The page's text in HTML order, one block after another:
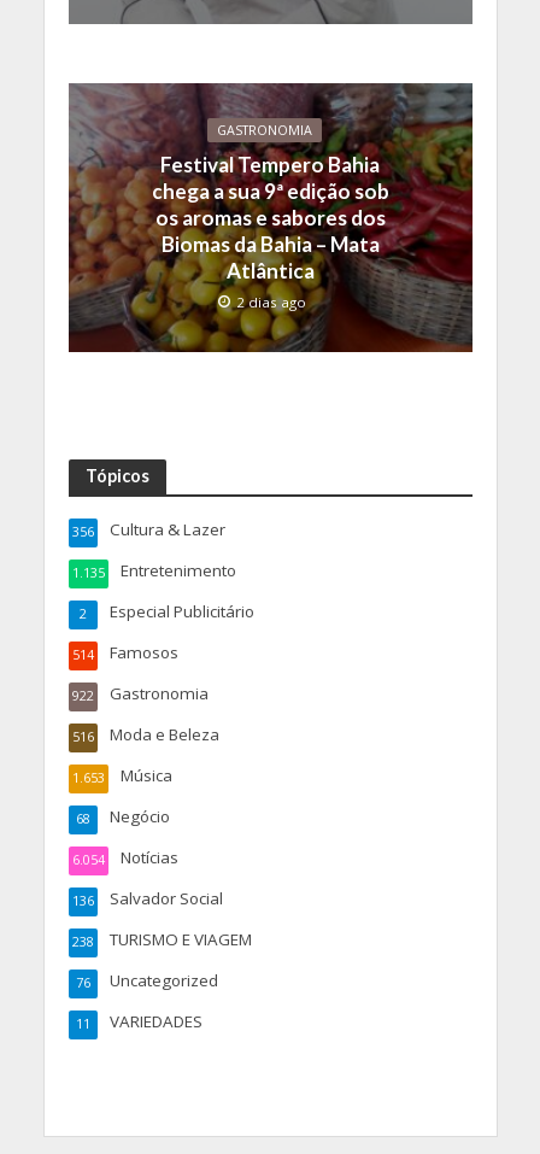
GASTRONOMIA
Festival Tempero Bahia
chega a sua 9ª edição sob
os aromas e sabores dos
Biomas da Bahia – Mata
Atlântica
2 dias ago
Tópicos
Cultura & Lazer
356
Entretenimento
1.135
Especial Publicitário
2
Famosos
514
Gastronomia
922
Moda e Beleza
516
Música
1.653
Negócio
68
Notícias
6.054
Salvador Social
136
TURISMO E VIAGEM
238
Uncategorized
76
VARIEDADES
11